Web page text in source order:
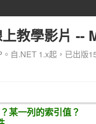
教學影片 --
自.NET 1.x起，已出版
某一列的索引值？